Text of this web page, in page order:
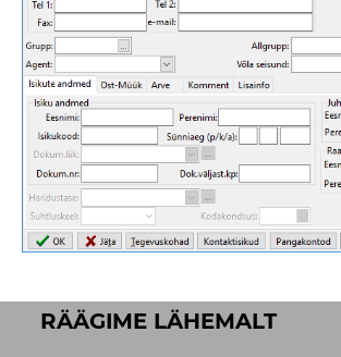
RÄÄGIME LÄHEMALT